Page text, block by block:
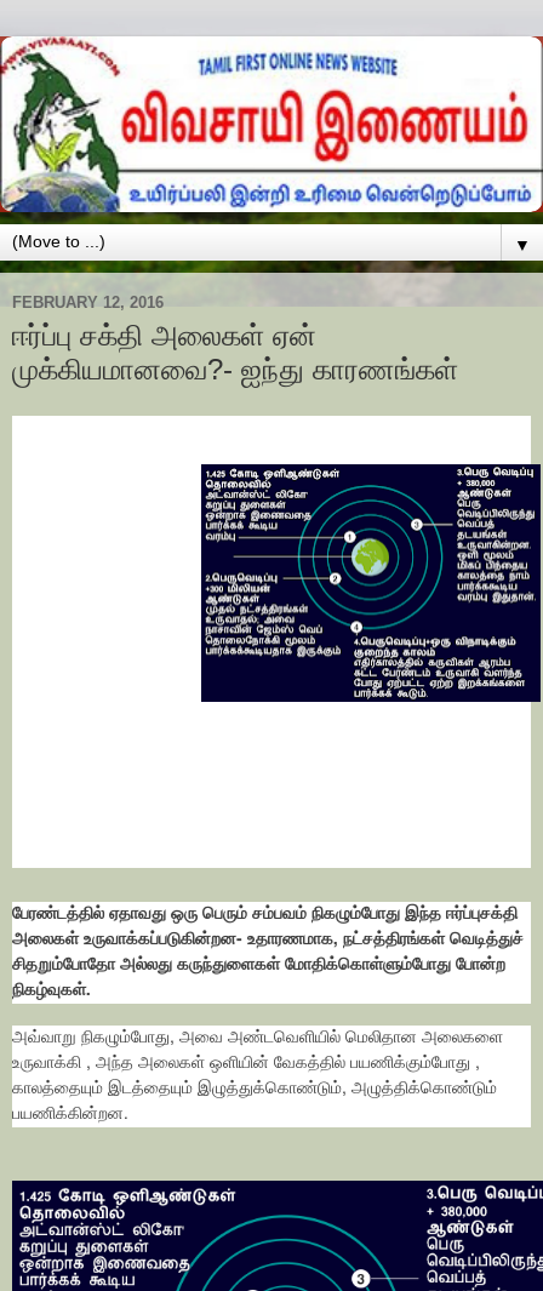
▼
FEBRUARY 12, 2016
ஈர்ப்பு சக்தி அலைகள் ஏன்
முக்கியமானவை?- ஐந்து காரணங்கள்
பேரண்டத்தில் ஏதாவது ஒரு பெரும் சம்பவம் நிகழும்போது இந்த ஈர்ப்புசக்தி
அலைகள் உருவாக்கப்படுகின்றன- உதாரணமாக, நட்சத்திரங்கள் வெடித்துச்
சிதறும்போதோ அல்லது கருந்துளைகள் மோதிக்கொள்ளும்போது போன்ற
நிகழ்வுகள்.
அவ்வாறு நிகழும்போது, அவை அண்டவெளியில் மெலிதான அலைகளை
உருவாக்கி , அந்த அலைகள் ஒளியின் வேகத்தில் பயணிக்கும்போது ,
காலத்தையும் இடத்தையும் இழுத்துக்கொண்டும், அழுத்திக்கொண்டும்
பயணிக்கின்றன.